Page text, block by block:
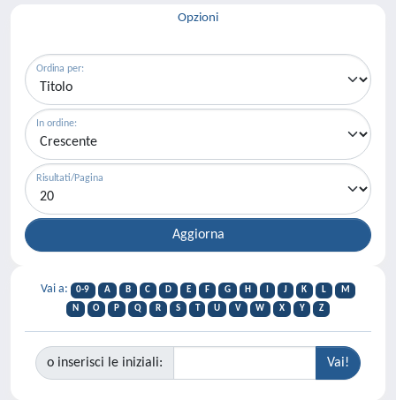
Opzioni
Ordina per:
In ordine:
Risultati/Pagina
Vai a: 0-9 A B C D E F G H J K L
M
N
O P Q R S T U V W X Y Z
o inserisci le iniziali: